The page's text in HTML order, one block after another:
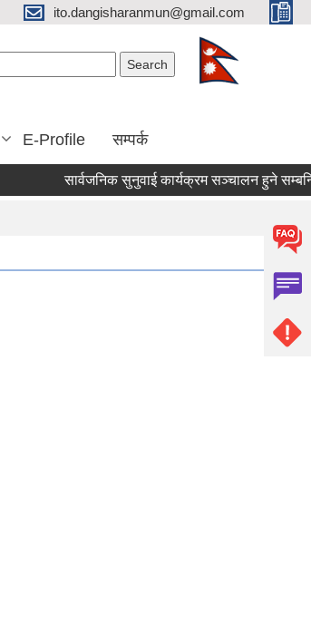
ito.dangisharanmun@gmail.com
E-Profile सम्पर्क
सार्वजनिक सुनुवाई कार्यक्रम सञ्चालन हुने सम्बन्धि